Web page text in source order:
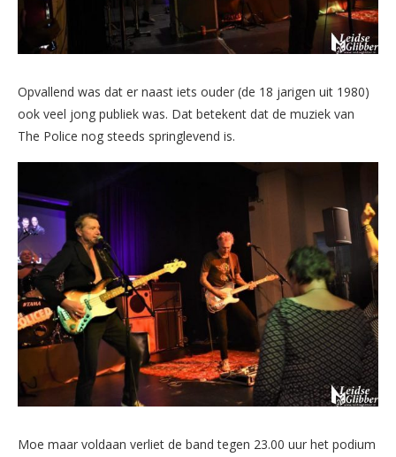
Opvallend was dat er naast iets ouder (de 18 jarigen uit 1980)
ook veel jong publiek was. Dat betekent dat de muziek van
The Police nog steeds springlevend is.
Moe maar voldaan verliet de band tegen 23.00 uur het podium